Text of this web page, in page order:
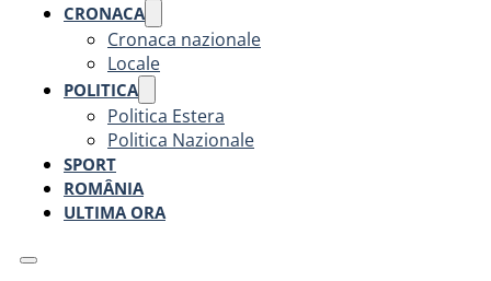
CRONACA
Cronaca nazionale
Locale
POLITICA
Politica Estera
Politica Nazionale
SPORT
ROMÂNIA
ULTIMA ORA